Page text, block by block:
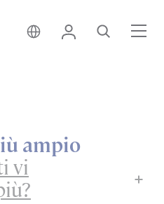
Svizzera • italiano
Login Cerca
ampio
vi